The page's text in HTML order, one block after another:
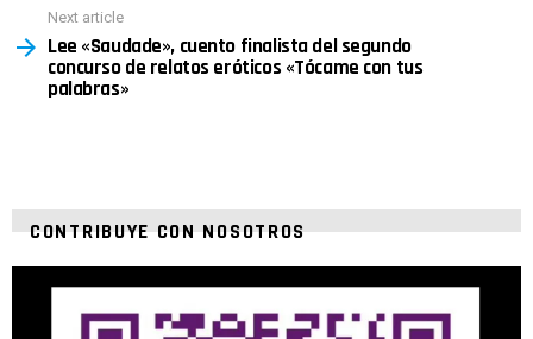
Next article
Lee «Saudade», cuento finalista del segundo
concurso de relatos eróticos «Tócame con tus
palabras»
CONTRIBUYE CON NOSOTROS